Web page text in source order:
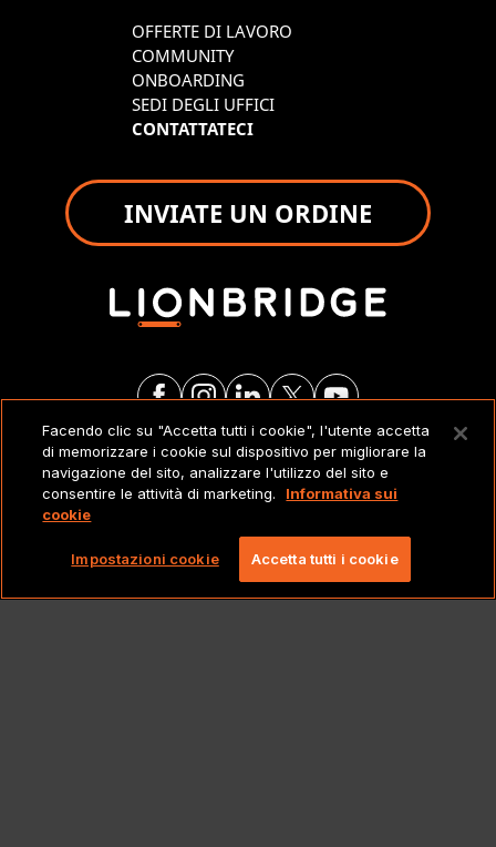
OFFERTE DI LAVORO
COMMUNITY
ONBOARDING
SEDI DEGLI UFFICI
CONTATTATECI
INVIATE UN ORDINE
NOTE LEGALI
Copyright 2026 Lionbridge Technologies, LLC. Tutti
i diritti riservati.
Facendo clic su "Accetta tutti i cookie", l'utente accetta
di memorizzare i cookie sul dispositivo per migliorare la
navigazione del sito, analizzare l'utilizzo del sito e
consentire le attività di marketing.
Informativa sui
cookie
Impostazioni cookie Accetta tutti i cookie